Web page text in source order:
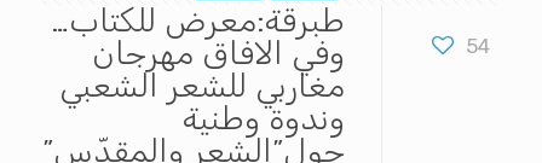
54
طبرقة:معرض للكتاب…
وفي الافاق مهرجان
مغاربي للشعر الشعبي
وندوة وطنية
حول”الشعر والمقدّس”